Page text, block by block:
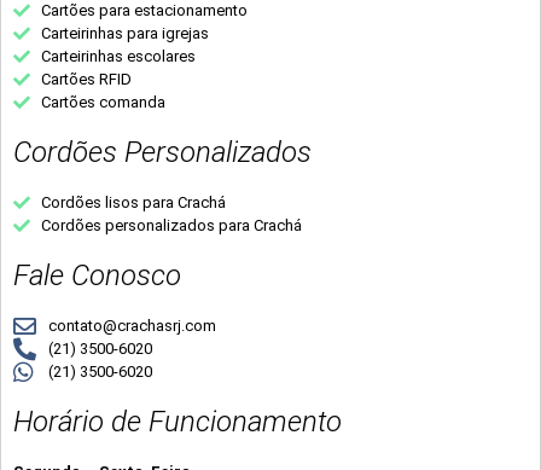
Cartões para estacionamento
Carteirinhas para igrejas
Carteirinhas escolares
Cartões RFID
Cartões comanda
Cordões Personalizados
Cordões lisos para Crachá
Cordões personalizados para Crachá
Fale Conosco
contato@crachasrj.com
(21) 3500-6020
(21) 3500-6020
Horário de Funcionamento